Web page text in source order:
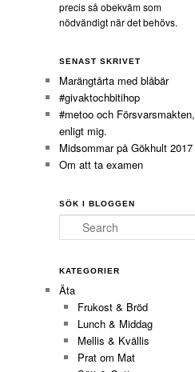
precis så obekväm som
nödvändigt när det behövs.
SENAST SKRIVET
Marängtårta med blåbär
#givaktochbitihop
#metoo och Försvarsmakten,
enligt mig.
Midsommar på Gökhult 2017
Om att ta examen
SÖK I BLOGGEN
Search
KATEGORIER
Äta
Frukost & Bröd
Lunch & Middag
Mellis & Kvällis
Prat om Mat